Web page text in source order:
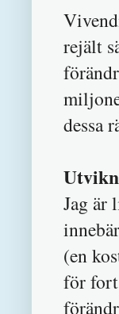
rejält
dessa
Jag är
(en
för